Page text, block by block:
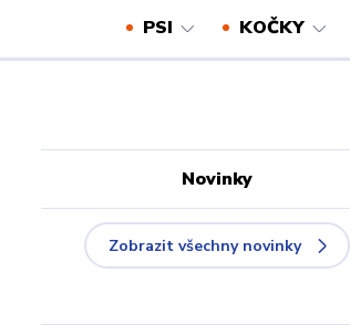
PSI KOČKY
Novinky
Zobrazit všechny novinky